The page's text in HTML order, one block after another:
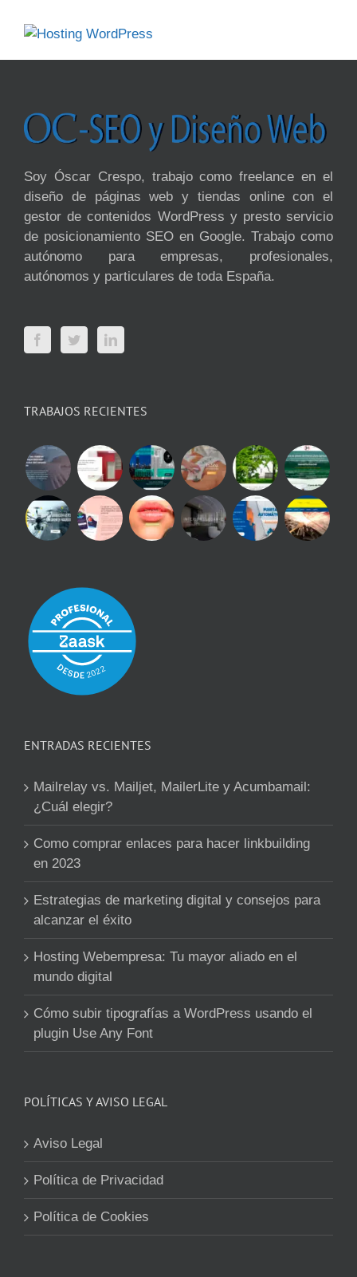
Soy Óscar Crespo, trabajo como freelance en el
diseño de páginas web y tiendas online con el
gestor de contenidos WordPress y presto servicio
de posicionamiento SEO en Google. Trabajo como
autónomo para empresas, profesionales,
autónomos y particulares de toda España.
TRABAJOS RECIENTES
ENTRADAS RECIENTES
Mailrelay vs. Mailjet, MailerLite y Acumbamail:
¿Cuál elegir?
Como comprar enlaces para hacer linkbuilding
en 2023
Estrategias de marketing digital y consejos para
alcanzar el éxito
Hosting Webempresa: Tu mayor aliado en el
mundo digital
Cómo subir tipografías a WordPress usando el
plugin Use Any Font
POLÍTICAS Y AVISO LEGAL
Aviso Legal
Política de Privacidad
Política de Cookies